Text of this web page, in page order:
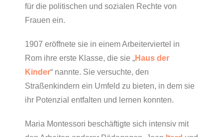
für die politischen und sozialen Rechte von
Frauen ein.
1907 eröffnete sie in einem Arbeiterviertel in
Rom ihre erste Klasse, die sie „Haus der
Kinder“ nannte. Sie versuchte, den
Straßenkindern ein Umfeld zu bieten, in dem sie
ihr Potenzial entfalten und lernen konnten.
Maria Montessori beschäftigte sich intensiv mit